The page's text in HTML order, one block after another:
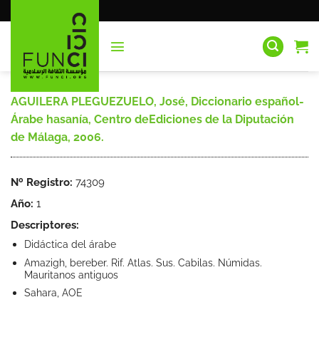
al
AGUILERA PLEGUEZUELO, José, Diccionario español-
Árabe hasaní­a, Centro deEdiciones de la Diputación
de Málaga, 2006.
Nº Registro: 74309
Año: 1
Descriptores:
Didáctica del árabe
Amazigh, bereber. Rif. Atlas. Sus. Cabilas. Númidas.
Mauritanos antiguos
Sahara, AOE